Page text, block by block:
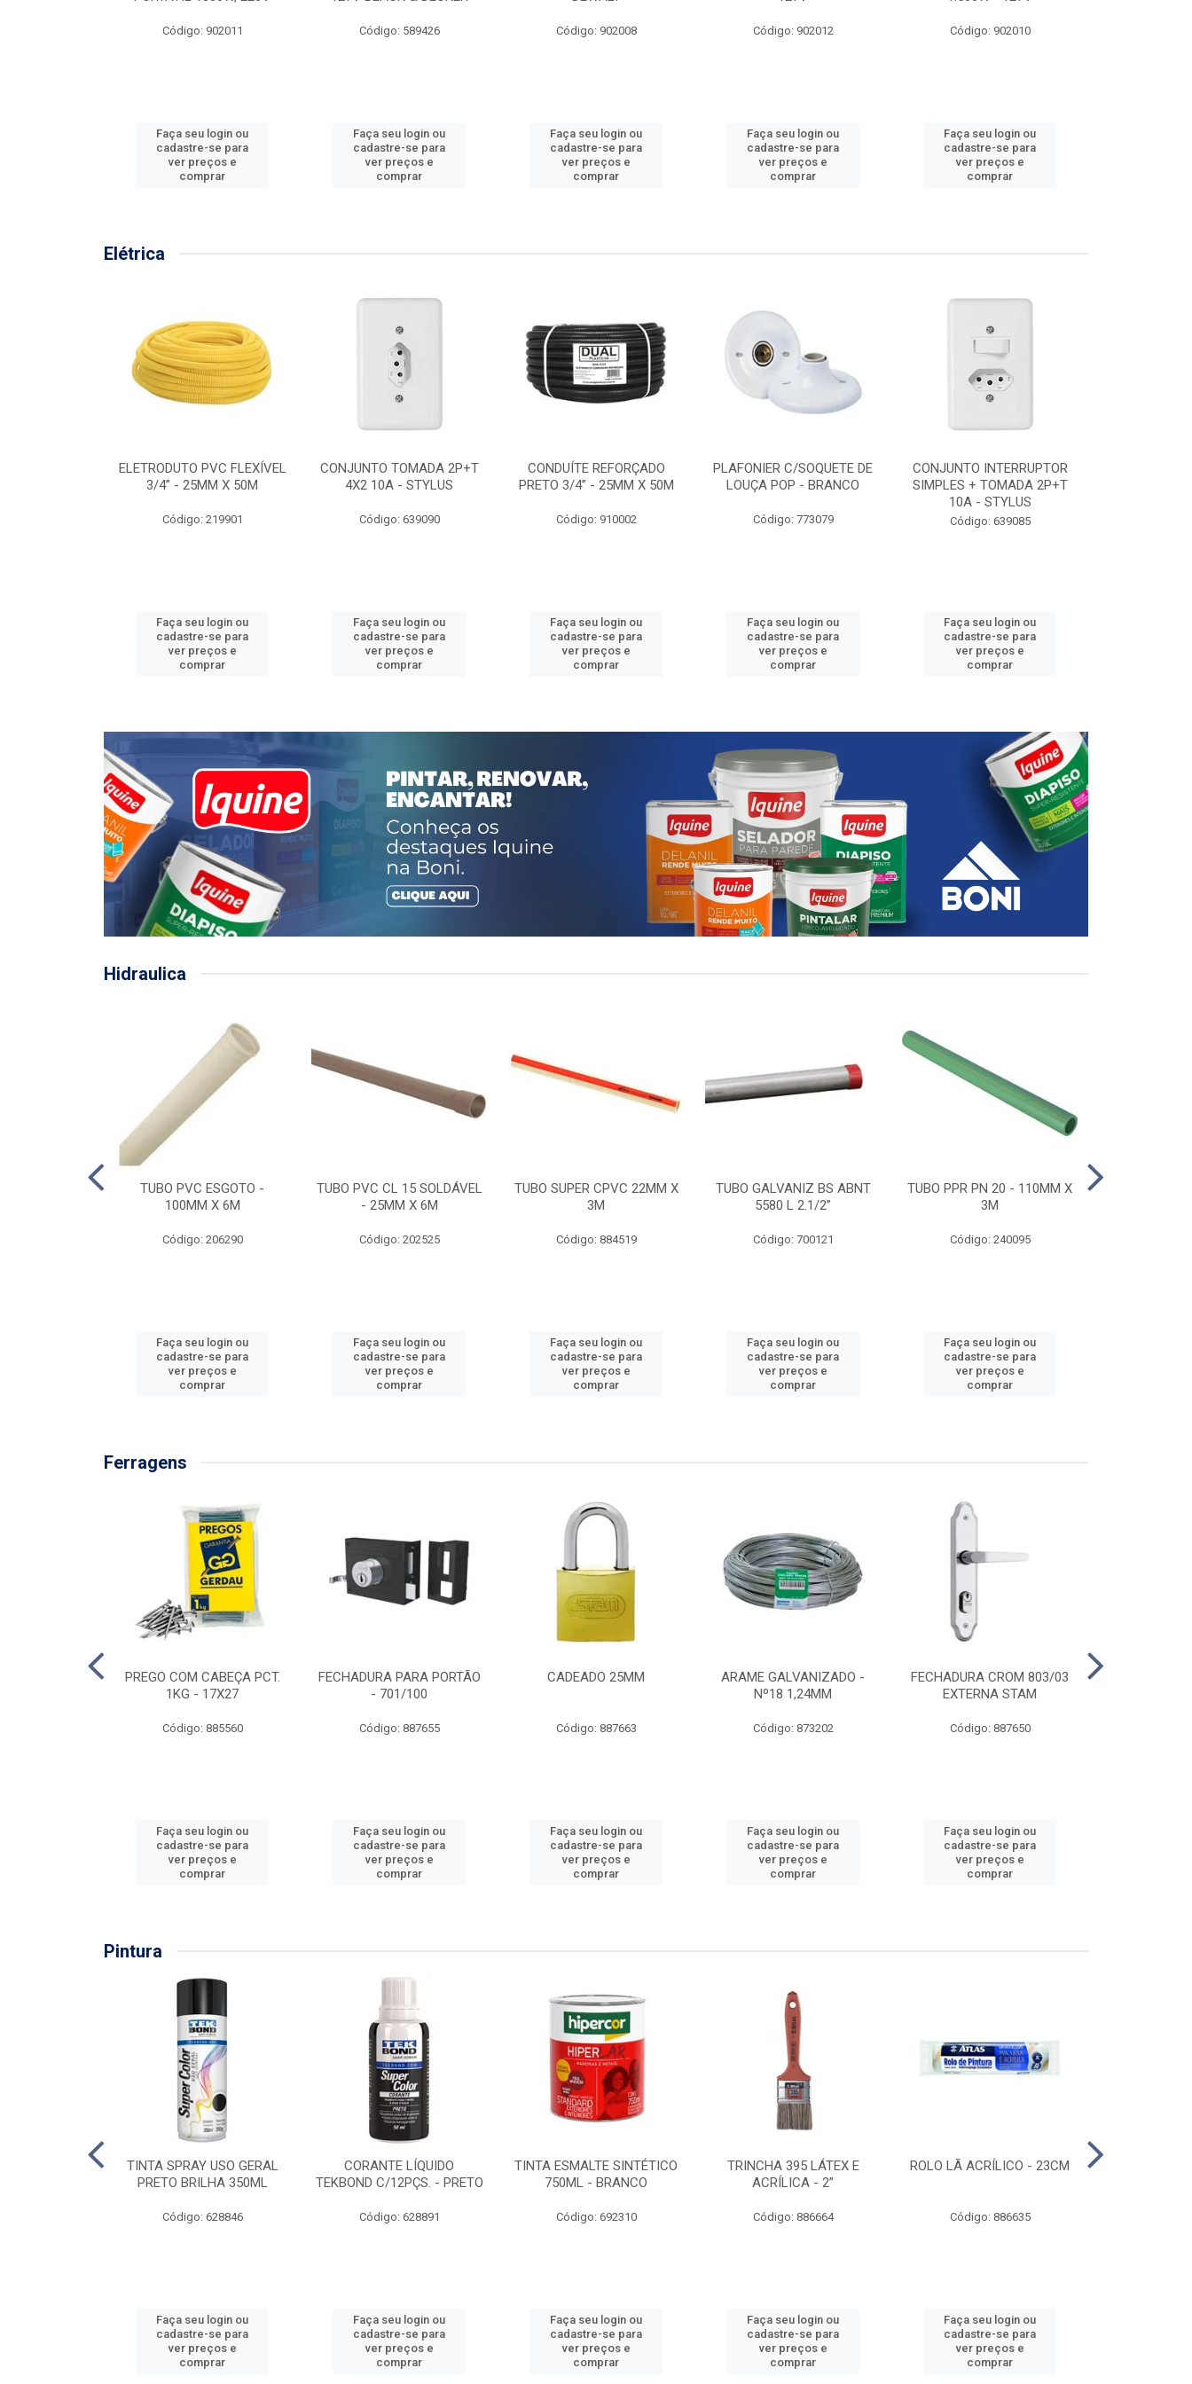
Código: 902011
Faça seu login ou
cadastre-se para
ver preços e
comprar
Código: 589426
Faça seu login ou
cadastre-se para
ver preços e
comprar
Código: 902008
Faça seu login ou
cadastre-se para
ver preços e
comprar
Código: 902012
Faça seu login ou
cadastre-se para
ver preços e
comprar
Código: 902010
Faça seu login ou
cadastre-se para
ver preços e
comprar
Elétrica
ELETRODUTO PVC FLEXÍVEL
3/4” - 25MM X 50M
Código: 219901
Faça seu login ou
cadastre-se para
ver preços e
comprar
CONJUNTO TOMADA 2P+T
4X2 10A - STYLUS
Código: 639090
Faça seu login ou
cadastre-se para
ver preços e
comprar
CONDUÍTE REFORÇADO
PRETO 3/4” - 25MM X 50M
Código: 910002
Faça seu login ou
cadastre-se para
ver preços e
comprar
PLAFONIER C/SOQUETE DE
LOUÇA POP - BRANCO
Código: 773079
Faça seu login ou
cadastre-se para
ver preços e
comprar
CONJUNTO INTERRUPTOR
SIMPLES + TOMADA 2P+T
10A - STYLUS
Código: 639085
Faça seu login ou
cadastre-se para
ver preços e
comprar
Hidraulica
TUBO PVC ESGOTO -
100MM X 6M
Código: 206290
Faça seu login ou
cadastre-se para
ver preços e
comprar
TUBO PVC CL 15 SOLDÁVEL
- 25MM X 6M
Código: 202525
Faça seu login ou
cadastre-se para
ver preços e
comprar
TUBO SUPER CPVC 22MM X
3M
Código: 884519
Faça seu login ou
cadastre-se para
ver preços e
comprar
TUBO GALVANIZ BS ABNT
5580 L 2.1/2”
Código: 700121
Faça seu login ou
cadastre-se para
ver preços e
comprar
TUBO PPR PN 20 - 110MM X
3M
Código: 240095
Faça seu login ou
cadastre-se para
ver preços e
comprar
Ferragens
PREGO COM CABEÇA PCT.
1KG - 17X27
Código: 885560
Faça seu login ou
cadastre-se para
ver preços e
comprar
FECHADURA PARA PORTÃO
- 701/100
Código: 887655
Faça seu login ou
cadastre-se para
ver preços e
comprar
CADEADO 25MM
Código: 887663
Faça seu login ou
cadastre-se para
ver preços e
comprar
ARAME GALVANIZADO -
Nº18 1,24MM
Código: 873202
Faça seu login ou
cadastre-se para
ver preços e
comprar
FECHADURA CROM 803/03
EXTERNA STAM
Código: 887650
Faça seu login ou
cadastre-se para
ver preços e
comprar
Pintura
TINTA SPRAY USO GERAL
PRETO BRILHA 350ML
Código: 628846
Faça seu login ou
cadastre-se para
ver preços e
comprar
CORANTE LÍQUIDO
TEKBOND C/12PÇS. - PRETO
Código: 628891
Faça seu login ou
cadastre-se para
ver preços e
comprar
TINTA ESMALTE SINTÉTICO
750ML - BRANCO
Código: 692310
Faça seu login ou
cadastre-se para
ver preços e
comprar
TRINCHA 395 LÁTEX E
ACRÍLICA - 2”
Código: 886664
Faça seu login ou
cadastre-se para
ver preços e
comprar
ROLO LÃ ACRÍLICO - 23CM
Código: 886635
Faça seu login ou
cadastre-se para
ver preços e
comprar